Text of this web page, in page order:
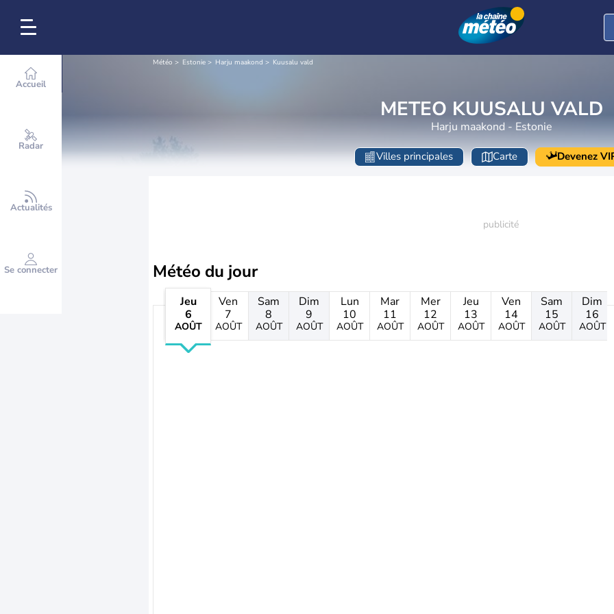
Accueil
Radar
Actualités
Se connecter
Météo Estonie Harju maakond Kuusalu vald
METEO KUUSALU VALD
Harju maakond - Estonie
Villes principales Carte Devenez
Météo du jour
Jeu
6
AOÛT
Ven
7
AOÛT
Sam
8
AOÛT
Dim
9
AOÛT
Lun
10
AOÛT
Mar
11
AOÛT
Mer
12
AOÛT
Jeu
13
AOÛT
Ven
14
AOÛT
Sam
15
AOÛT
Dim
16
AOÛT